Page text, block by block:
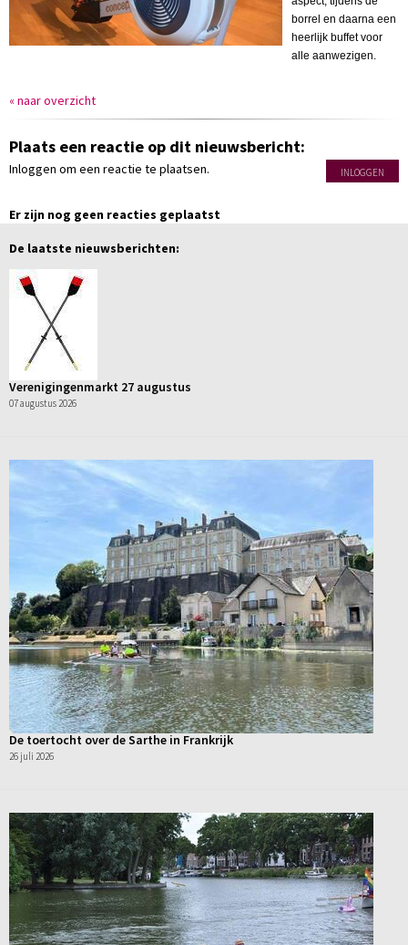
borrel en daarna een
heerlijk buffet voor
alle aanwezigen.
« naar overzicht
Plaats een reactie op dit nieuwsbericht:
Inloggen om een reactie te plaatsen. INLOGGEN
Er zijn nog geen reacties geplaatst
De laatste nieuwsberichten:
Verenigingenmarkt 27 augustus
07 augustus 2026
De toertocht over de Sarthe in Frankrijk
26 juli 2026